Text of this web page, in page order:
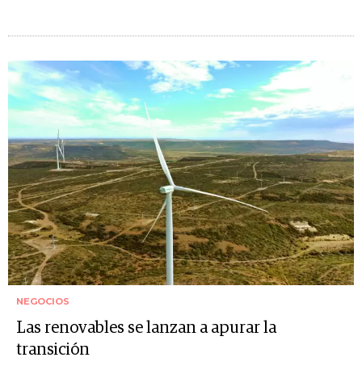
NEGOCIOS
Las renovables se lanzan a apurar la
transición